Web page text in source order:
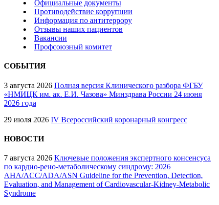
Официальные документы
Противодействие коррупции
Информация по антитеррору
Отзывы наших пациентов
Вакансии
Профсоюзный комитет
СОБЫТИЯ
3 августа 2026 Полная версия Клинического разбора ФГБУ
«НМИЦК им. ак. Е.И. Чазова» Минздрава России 24 июня
2026 года
29 июля 2026 IV Всероссийский коронарный конгресс
НОВОСТИ
7 августа 2026 Ключевые положения экспертного консенсуса
по кардио-рено-метаболическому синдрому: 2026
AHA/ACC/ADA/ASN Guideline for the Prevention, Detection,
Evaluation, and Management of Cardiovascular-Kidney-Metabolic
Syndrome